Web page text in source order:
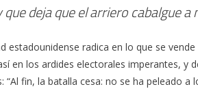
deja que el arriero cabalgue a
estadounidense radica en lo que se
en los ardides electorales imperantes, y
fin, la batalla cesa: no se ha peleado